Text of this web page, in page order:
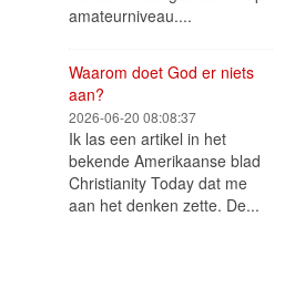
amateurniveau....
Waarom doet God er niets
aan?
2026-06-20 08:08:37
Ik las een artikel in het
bekende Amerikaanse blad
Christianity Today dat me
aan het denken zette. De...